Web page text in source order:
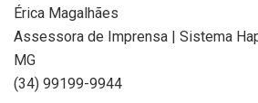
Érica Magalhães
Assessora de Imprensa | Sistema
MG
(34) 99199-9944